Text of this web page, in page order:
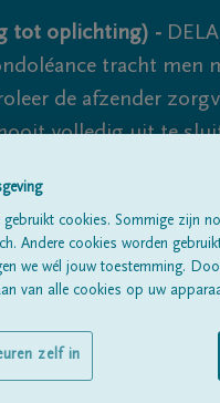
tot oplichting) -
tracht men
de afzender
volledig uit te
cookies. Sommige zijn
Andere cookies worden
we wél jouw toestemming.
van alle cookies op uw
zelf in